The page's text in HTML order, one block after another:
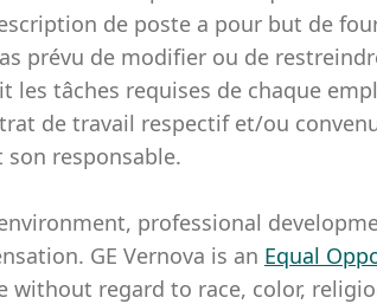
de poste a pour but de
prévu de modifier ou de
les tâches requises de chaque
de travail respectif et/ou
responsable.
professional
GE Vernova is an Equal
without regard to race, color,